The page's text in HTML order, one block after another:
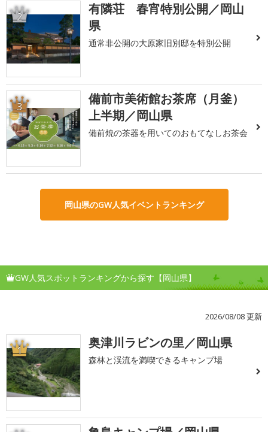
2
有隣荘 春宵特別公開／岡山
県
通常非公開の大原家旧別邸を特別公開
3
備前市美術館お茶席（月釜）
上半期／岡山県
備前焼の茶器を用いてのおもてなしお茶会
岡山県のGW人気イベントランキング
GW人気スポットランキングから探す【岡山県】
2026/08/08 更新
1 奥津川ラビンの里／岡山県
森林と渓流を満喫できるキャンプ場